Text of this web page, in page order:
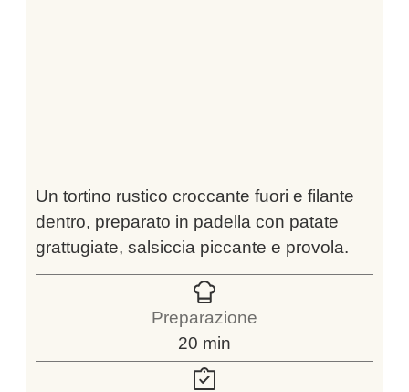
Un tortino rustico croccante fuori e filante
dentro, preparato in padella con patate
grattugiate, salsiccia piccante e provola.
Preparazione
20 minuti
min